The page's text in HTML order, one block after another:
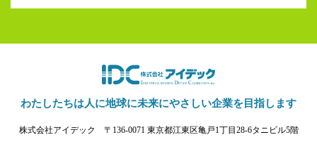
わたしたちは人に地球に未来にやさしい企業を目指します
株式会社アイデック 〒136-0071 東京都江東区亀戸1丁目28-6タニビル5階